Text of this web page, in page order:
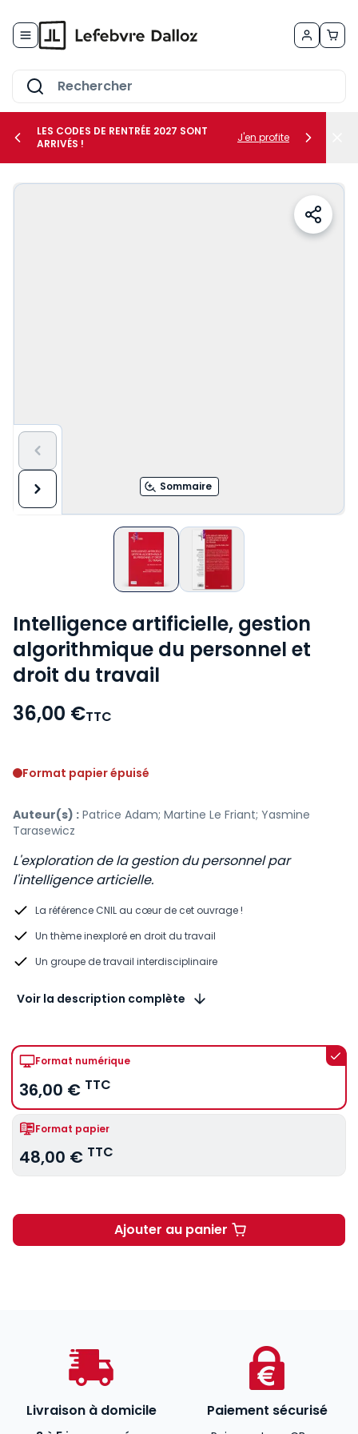
le sous-menu Vos métiers
LES CODES DE RENTRÉE 2027 SONT
ARRIVÉS !
J'en profite
Sommaire
Intelligence artificielle, gestion
algorithmique du personnel et
droit du travail
36,00 €TTC
Format papier épuisé
Auteur(s) : Patrice Adam; Martine Le Friant; Yasmine
Tarasewicz
L'exploration de la gestion du personnel par
l'intelligence articielle.
La référence CNIL au cœur de cet ouvrage !
Un thème inexploré en droit du travail
Un groupe de travail interdisciplinaire
Voir la description complète
Format numérique
36,00 € TTC
Format papier
48,00 € TTC
Ajouter au panierIntelligence artificielle,
Livraison à domicile Paiement sécurisé